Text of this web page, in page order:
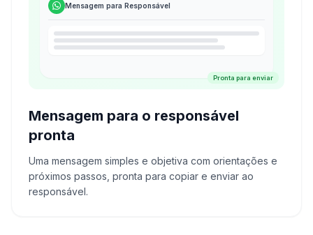
Mensagem para Responsável
Pronta para enviar
Mensagem para o responsável
pronta
Uma mensagem simples e objetiva com orientações e
próximos passos, pronta para copiar e enviar ao
responsável.